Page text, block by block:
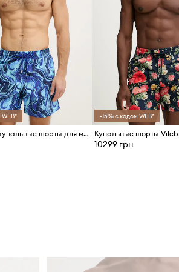
Vilebrequin купальные шорты для мужчин MOOREA
-15% с кодом WEB*
10299 грн